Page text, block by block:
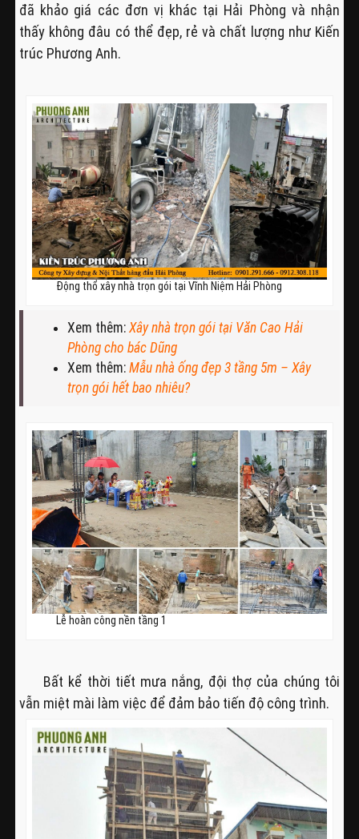
đã khảo giá các đơn vị khác tại Hải Phòng và nhận
thấy không đâu có thể đẹp, rẻ và chất lượng như Kiến
trúc Phương Anh.
Động thổ xây nhà trọn gói tại Vĩnh Niệm Hải Phòng
Xem thêm: Xây nhà trọn gói tại Văn Cao Hải
Phòng cho bác Dũng
Xem thêm: Mẫu nhà ống đẹp 3 tầng 5m – Xây
trọn gói hết bao nhiêu?
Lễ hoàn công nền tầng 1
Bất kể thời tiết mưa nắng, đội thợ của chúng tôi
vẫn miệt mài làm việc để đảm bảo tiến độ công trình.